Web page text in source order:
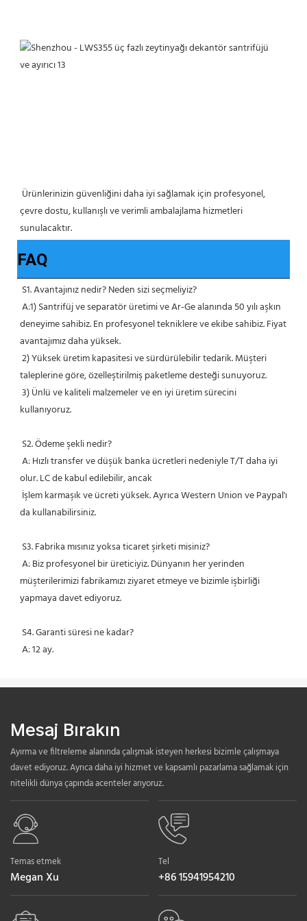
çevre dostu, kullanışlı ve verimli ambalajlama hizmetleri
sunulacaktır.
FAQ
S1. Avantajınız nedir? Neden sizi seçmeliyiz?
deneyime sahibiz. En profesyonel tekniklere ve ekibe sahibiz. Fiyat
avantajımız daha yüksek.
taleplerine göre, özelleştirilmiş paketleme desteği sunuyoruz.
kullanıyoruz.
S2. Ödeme şekli nedir?
olur. LC de kabul edilebilir, ancak
da kullanabilirsiniz.
S3. Fabrika mısınız yoksa ticaret şirketi misiniz?
müşterilerimizi fabrikamızı ziyaret etmeye ve bizimle işbirliği
yapmaya davet ediyoruz.
S4. Garanti süresi ne kadar?
A: 12 ay.
Mesaj Bırakın
Ayırma ve filtreleme alanında çalışmak isteyen herkesi bizimle çalışmaya
davet ediyoruz. Ayrıca daha iyi hizmet ve kapsamlı pazarlama sağlamak için
nitelikli dünya çapında acenteler arıyoruz.
Temas etmek
Megan Xu
Tel
+86 15941954210